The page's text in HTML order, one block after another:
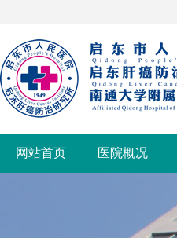
网站首页 医院概况